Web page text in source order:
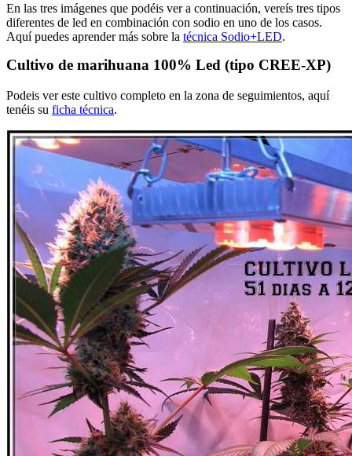
En las tres imágenes que podéis ver a continuación, vereís tres tipos
diferentes de led en combinación con sodio en uno de los casos.
Aquí puedes aprender más sobre la técnica Sodio+LED.
Cultivo de marihuana 100% Led (tipo CREE-XP)
Podeis ver este cultivo completo en la zona de seguimientos, aquí
tenéis su ficha técnica.